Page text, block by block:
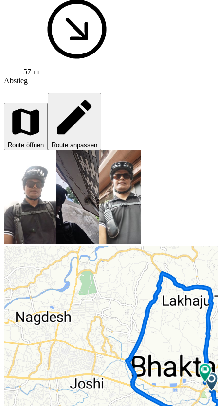
57 m
Abstieg
Route öffnen Route anpassen